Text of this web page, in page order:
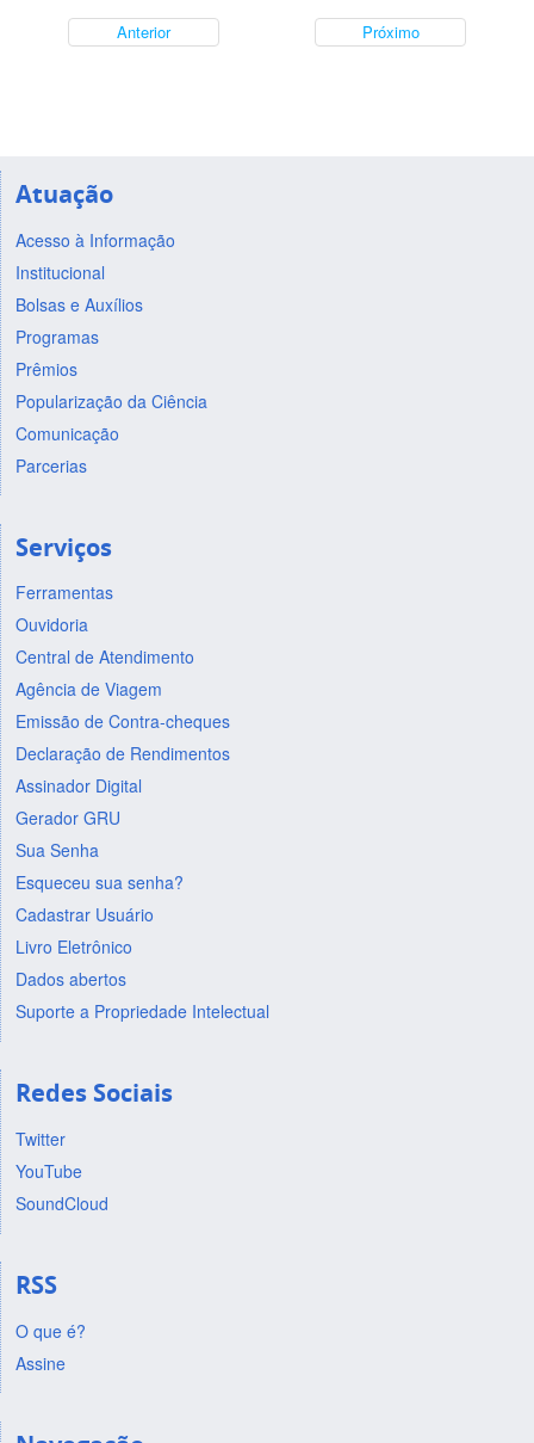
Anterior Próximo
Atuação
Acesso à Informação
Institucional
Bolsas e Auxílios
Programas
Prêmios
Popularização da Ciência
Comunicação
Parcerias
Serviços
Ferramentas
Ouvidoria
Central de Atendimento
Agência de Viagem
Emissão de Contra-cheques
Declaração de Rendimentos
Assinador Digital
Gerador GRU
Sua Senha
Esqueceu sua senha?
Cadastrar Usuário
Livro Eletrônico
Dados abertos
Suporte a Propriedade Intelectual
Redes Sociais
Twitter
YouTube
SoundCloud
RSS
O que é?
Assine